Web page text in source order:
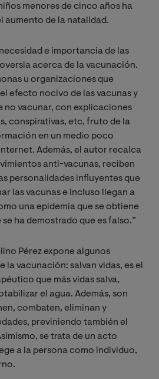
menores de cinco años ha
aumento de la natalidad.
e importancia de las
acerca de la vacunación.
u organizaciones que
efecto nocivo de las vacunas y
no vacunar, con explicaciones
conspirativas, etc, fruto de la
en un medio poco
Además, el autor recalca
anti-vacunas, reciben
personalidades influyentes que
las vacunas e incluso llegan a
una epidemia que se obtiene
ha demostrado que es falso.”
Pérez expone algunos
la vacunación: salvan vidas, es el
que más vidas salva,
el agua. Además, son
combaten, eliminan y
previniendo también el
se trata de un acto
a la persona como individuo,